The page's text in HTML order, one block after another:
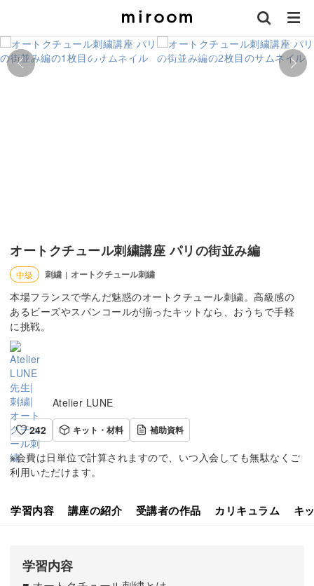
オートクチュール刺繍講座 パリの街並み編
中級 刺繍 | オートクチュール刺繍
本場フランスで学んだ魅惑のオートクチュール刺繍。高級感の
あるビーズやスパンコールが揃ったキットなら、おうちで手軽
に挑戦。
Atelier LUNE
242
キット・材料 補助資料
※会費は日単位で計算されますので、いつ入会しても無駄なくご
利用いただけます。
学習内容 講座の紹介 受講者の作品 カリキュラム キ
学習内容